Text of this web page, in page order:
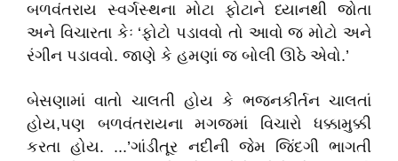
બળવંતરાય સ્વર્ગસ્થના મોટા ફોટાને ધ્યાનથી જોતા
અને વિચારતા કેઃ ‘ફોટો પડાવવો તો આવો જ મોટો અને
રંગીન પડાવવો. જાણે કે હમણાં જ બોલી ઊઠે એવો.’
બેસણામાં વાતો ચાલતી હોય કે ભજનકીર્તન ચાલતાં
હોય,પણ બળવંતરાયના મગજમાં વિચારો ધક્કામુક્કી
કરતા હોય. ...’ગાંડીતૂર નદીની જેમ જિંદગી ભાગતી